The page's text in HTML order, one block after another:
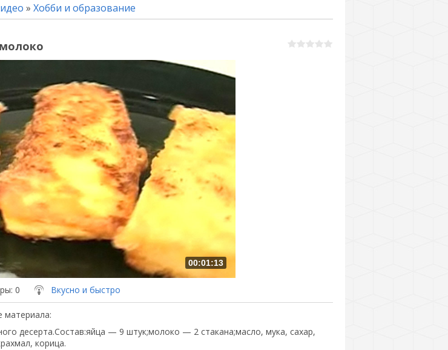
» Хобби и образование
00:01:13
: 0 Вкусно и быстро
материала:
десерта.Состав:яйца — 9 штук;молоко — 2 стакана;масло, мука, сахар,
корица.